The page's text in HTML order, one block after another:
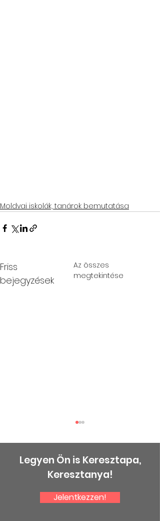
Moldvai iskolák, tanárok bemutatása
Friss
bejegyzések
Az összes
megtekintése
Csángó Kollégiumot
Legyen Ön is Keresztapa,
Keresztanya!
Jelentkezzen!